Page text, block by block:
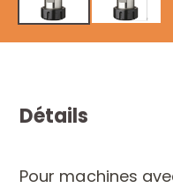
Détails
Pour machines